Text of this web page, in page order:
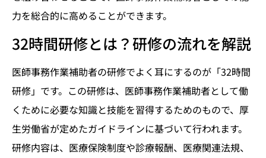
力を総合的に高めることができます。
32時間研修とは？研修の流れを解説
医師事務作業補助者の研修でよく耳にするのが「32時間
研修」です。この研修は、医師事務作業補助者として働
くために必要な知識と技能を習得するためのもので、厚
生労働省が定めたガイドラインに基づいて行われます。
研修内容は、医療保険制度や診療報酬、医療関連法規、